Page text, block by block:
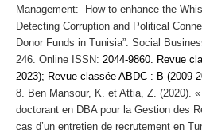
Management: How to enhance the
Detecting Corruption and Political
Donor Funds in Tunisia”. Social
246. Online ISSN: 2044-9860. Revue
2023); Revue classée ABDC : B (2009-
Ben Mansour, K. et Attia, Z. (2020).
doctorant en DBA pour la Gestion des
cas d’un entretien de recrutement en